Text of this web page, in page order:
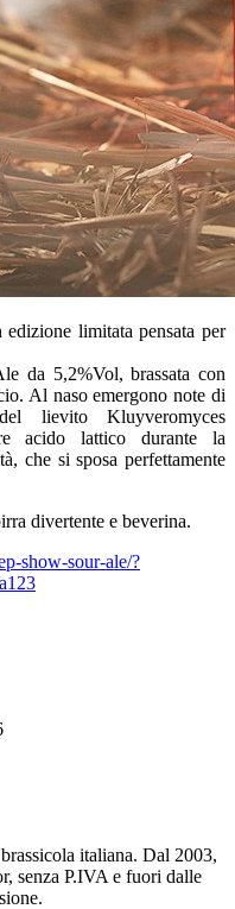
limitata pensata per
da 5,2%Vol, brassata con
Al naso emergono note di
lievito Kluyveromyces
acido lattico durante la
che si sposa perfettamente
divertente e beverina.
show-sour-ale/?
italiana. Dal 2003,
senza P.IVA e fuori dalle